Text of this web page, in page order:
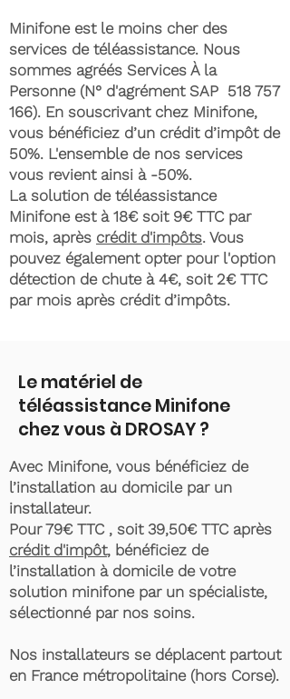
Minifone est le moins cher des
services de téléassistance. Nous
sommes agréés Services À la
Personne (N° d'agrément SAP 518 757
166). En souscrivant chez Minifone,
vous bénéficiez d’un crédit d’impôt de
50%. L'ensemble de nos services
vous revient ainsi à -50%.
La solution de téléassistance
Minifone est à 18€ soit 9€ TTC par
mois, après crédit d'impôts. Vous
pouvez également opter pour l'option
détection de chute à 4€, soit 2€ TTC
par mois après crédit d’impôts.
Le matériel de
téléassistance Minifone
chez vous à DROSAY ?
Avec Minifone, vous bénéficiez de
l’installation au domicile par un
installateur.
Pour 79€ TTC , soit 39,50€ TTC après
crédit d'impôt, bénéficiez de
l’installation à domicile de votre
solution minifone par un spécialiste,
sélectionné par nos soins.
Nos installateurs se déplacent partout
en France métropolitaine (hors Corse).